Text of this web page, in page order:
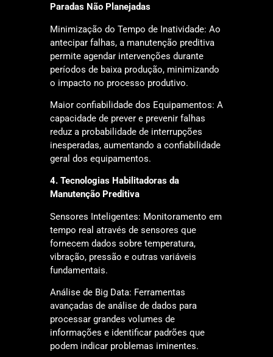
Paradas Não Planejadas
Minimização do Tempo de Inatividade: Ao
antecipar falhas, a manutenção preditiva
permite agendar intervenções durante
períodos de baixa produção, minimizando
o impacto no processo produtivo.
Maior confiabilidade dos Equipamentos: A
capacidade de prever e prevenir falhas
reduz a probabilidade de interrupções
inesperadas, aumentando a confiabilidade
geral dos equipamentos.
4. Tecnologias Habilitadoras da
Manutenção Preditiva
Sensores Inteligentes: Monitoramento em
tempo real através de sensores que
fornecem dados sobre temperatura,
vibração, pressão e outras variáveis
fundamentais.
Análise de Big Data: Ferramentas
avançadas de análise de dados para
processar grandes volumes de
informações e identificar padrões que
podem indicar problemas iminentes.